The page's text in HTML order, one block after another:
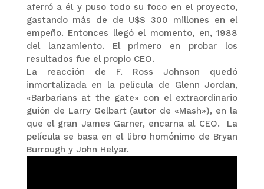
aferró a él y puso todo su foco en el proyecto,
gastando más de de U$S 300 millones en el
empeño. Entonces llegó el momento, en, 1988
del lanzamiento. El primero en probar los
resultados fue el propio CEO.
La reacción de F. Ross Johnson quedó
inmortalizada en la película de Glenn Jordan,
«Barbarians at the gate» con el extraordinario
guión de Larry Gelbart (autor de «Mash»), en la
que el gran James Garner, encarna al CEO. La
película se basa en el libro homónimo de Bryan
Burrough y John Helyar.